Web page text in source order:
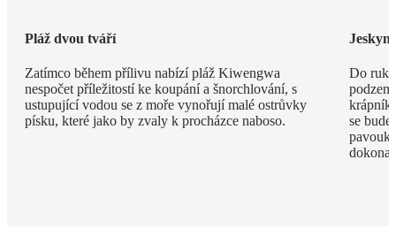
Pláž dvou tváří
Zatímco během přílivu nabízí pláž Kiwengwa
nespočet příležitostí ke koupání a šnorchlování, s
ustupující vodou se z moře vynořují malé ostrůvky
písku, které jako by zvaly k procházce naboso.
Do
se